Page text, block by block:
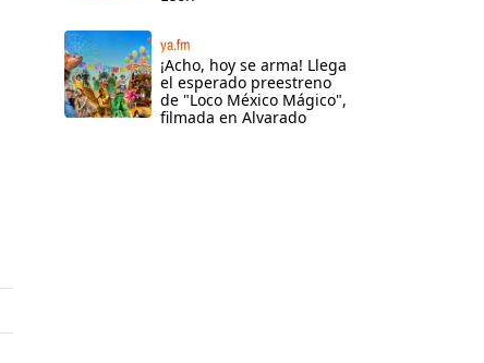
ya.fm
¡Acho, hoy se arma! Llega
el esperado preestreno
de "Loco México Mágico",
filmada en Alvarado